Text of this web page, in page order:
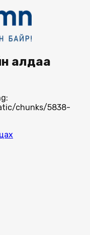
алдаа
chunks/5838-